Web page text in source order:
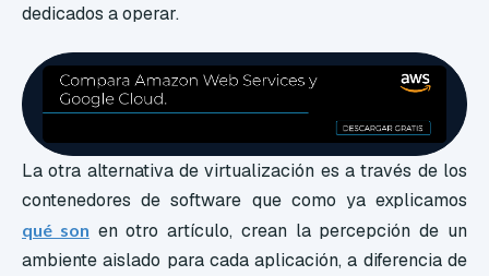
dedicados a operar.
La otra alternativa de virtualización es a través de los
contenedores de software que como ya explicamos
qué son en otro artículo, crean la percepción de un
ambiente aislado para cada aplicación, a diferencia de